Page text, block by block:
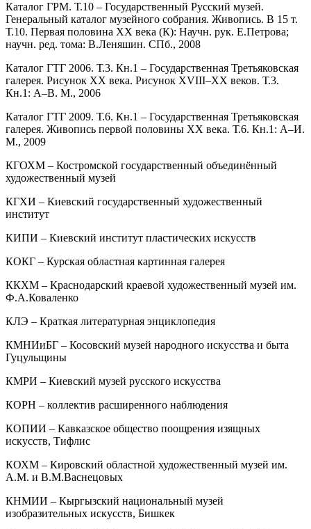
Каталог ГРМ. Т.10 – Государственный Русский музей.
Генеральный каталог музейного собрания. Живопись. В 15 т.
Т.10. Первая половина ХХ века (К): Научн. рук. Е.Петрова;
научн. ред. тома: В.Леняшин. СПб., 2008
Каталог ГТГ 2006. Т.3. Кн.1 – Государственная Третьяковская
галерея. Рисунок ХХ века. Рисунок XVIII–XX веков. Т.3.
Кн.1: А–В. М., 2006
Каталог ГТГ 2009. Т.6. Кн.1 – Государственная Третьяковская
галерея. Живопись первой половины ХХ века. Т.6. Кн.1: А–И.
М., 2009
КГОХМ – Костромской государственный объединённый
художественный музей
КГХИ – Киевский государственный художественный
институт
КИПИ – Киевский институт пластических искусств
КОКГ – Курская областная картинная галерея
ККХМ – Краснодарский краевой художественный музей им.
Ф.А.Коваленко
КЛЭ – Краткая литературная энциклопедия
КМНИиБГ – Косовский музей народного искусства и быта
Гуцульщины
КМРИ – Киевский музей русского искусства
КОРН – коллектив расширенного наблюдения
КОПИИ – Кавказское общество поощрения изящных
искусств, Тифлис
КОХМ – Кировский областной художественный музей им.
А.М. и В.М.Васнецовых
КНМИИ – Кыргызский национальный музей
изобразительных искусств, Бишкек